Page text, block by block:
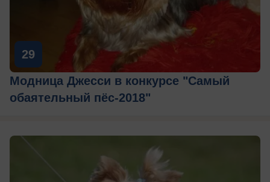
29
Модница Джесси в конкурсе "Самый
обаятельный пёс-2018"